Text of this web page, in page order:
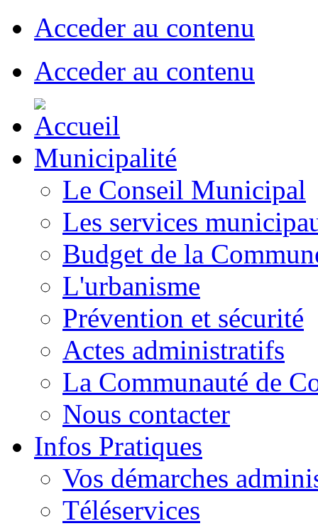
Acceder au contenu
Acceder au contenu
Municipalité
Le Conseil Municipal
Les services
Budget de la
L'urbanisme
Prévention et sécurité
Actes administratifs
La Communauté de
Nous contacter
Infos Pratiques
Vos démarches
Téléservices